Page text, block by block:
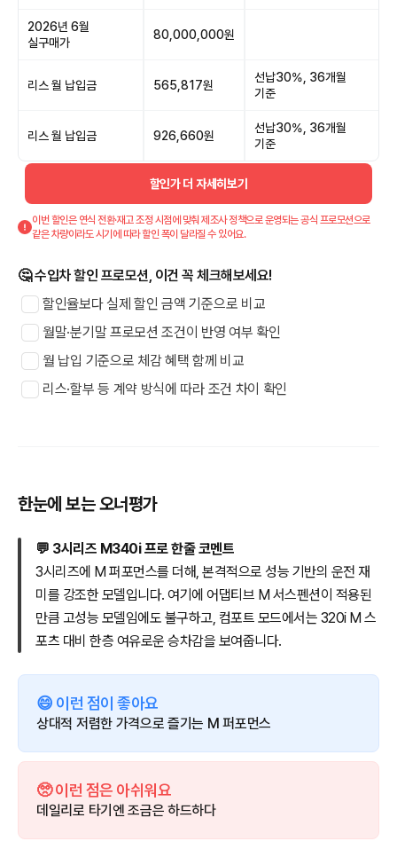
2026년 6월
실구매가
80,000,000원
리스 월 납입금 565,817원
선납30%, 36개월
기준
리스 월 납입금 926,660원
선납30%, 36개월
기준
할인가 더 자세히보기
이번 할인은 연식 전환·재고 조정 시점에 맞춰 제조사 정책으로 운영되는 공식 프로모션으로
같은 차량이라도 시기에 따라 할인 폭이 달라질 수 있어요.
🤔 수입차 할인 프로모션, 이건 꼭 체크해보세요!
할인율보다 실제 할인 금액 기준으로 비교
월말·분기말 프로모션 조건이 반영 여부 확인
월 납입 기준으로 체감 혜택 함께 비교
리스·할부 등 계약 방식에 따라 조건 차이 확인
한눈에 보는 오너평가
💬 3시리즈 M340i 프로 한줄 코멘트
3시리즈에 M 퍼포먼스를 더해, 본격적으로 성능 기반의 운전 재
미를 강조한 모델입니다. 여기에 어댑티브 M 서스펜션이 적용된
만큼 고성능 모델임에도 불구하고, 컴포트 모드에서는 320i M 스
포츠 대비 한층 여유로운 승차감을 보여줍니다.
😄 이런 점이 좋아요
상대적 저렴한 가격으로 즐기는 M 퍼포먼스
🥺 이런 점은 아쉬워요
데일리로 타기엔 조금은 하드하다